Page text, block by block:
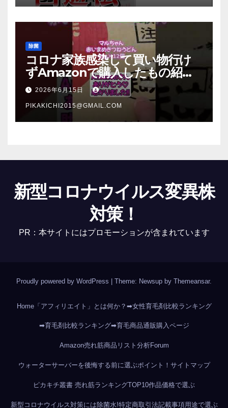
除菌
コロナ家族感染して買い物行け
ずAmazonで購入したもの紹
介 #Shorts
2026年6月15日
PIKAKICHI2015@GMAIL.COM
新型コロナウイルス変異株
対策！
PR：本サイトにはプロモーションが含まれています
Proudly powered by WordPress Theme: Newsup by Themeansar.
Home「アフィリエイト」とは何か？ ➡女性育毛剤比較ランキング
➡育毛剤比較ランキング➡育毛商品通販購入ページ
Amazon売れ筋商品リスト分析Forum
ウォーターサーバーを後悔する前に選ぶポイント！ サイトマップ
ピカキチ叢書 売れ筋ランキングTOP10作品価格で選ぶ
新型コロナウイルス対策には除菌水!特定商取引法記載事項用途で選ぶ